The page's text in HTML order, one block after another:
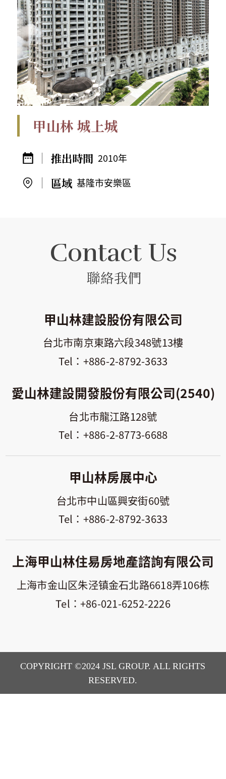
甲山林 城上城
2010年
基隆市安樂區
Contact Us
聯絡我們
甲山林建設股份有限公司
台北市南京東路六段348號13樓
+886-2-8792-3633
愛山林建設開發股份有限公司(2540)
台北市龍江路128號
+886-2-8773-6688
甲山林房展中心
台北市中山區興安街60號
+886-2-8792-3633
上海甲山林住易房地產諮詢有限公司
上海市金山区朱泾镇金石北路6618弄106栋
+86-021-6252-2226
COPYRIGHT ©2024 JSL GROUP. ALL RIGHTS
RESERVED.